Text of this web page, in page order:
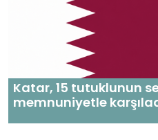
Katar, 15 tutuklunun
memnuniyetle